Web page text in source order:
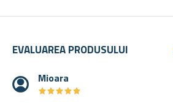
EVALUAREA PRODUSULUI
Mioara
★★★★★
★★★★★